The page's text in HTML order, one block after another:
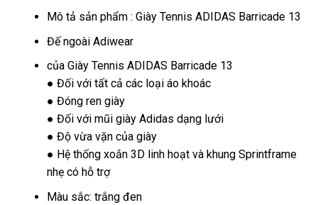
Mô tả sản phẩm : Giày Tennis ADIDAS Barricade 13
Đế ngoài Adiwear
của Giày Tennis ADIDAS Barricade 13
● Đối với tất cả các loại áo khoác
● Đóng ren giày
● Đối với mũi giày Adidas dạng lưới
● Độ vừa vặn của giày
● Hệ thống xoắn 3D linh hoạt và khung Sprintframe
nhẹ có hỗ trợ
Màu sắc: trắng đen